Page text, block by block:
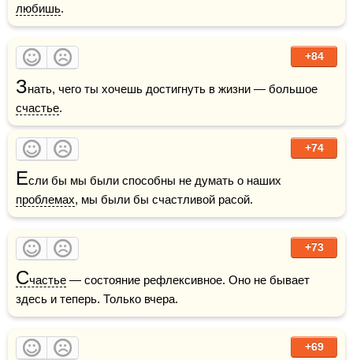
любишь.
+84
З
счастье.
+74
Е
проблемах, мы были бы счастливой расой.
+73
Счастье — состояние рефлексивное. Оно не бывает
здесь и теперь. Только вчера.
+69